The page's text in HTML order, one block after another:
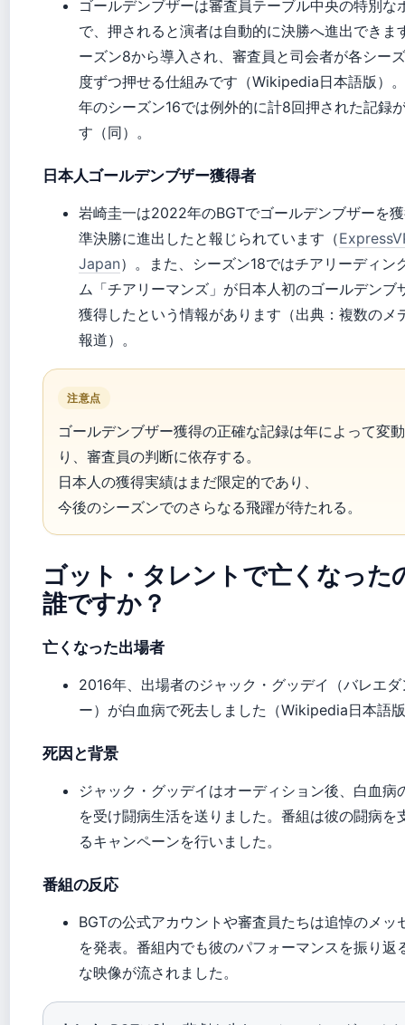
ゴールデンブザーは審査員テーブル中央の特別な
で、押されると演者は自動的に決勝へ進出できま
ーズン8から導入され、審査員と司会者が各シー
度ずつ押せる仕組みです（Wikipedia日本語版）
年のシーズン16では例外的に計8回押された記録
す（同）。
日本人ゴールデンブザー獲得者
岩崎圭一は2022年のBGTでゴールデンブザーを
準決勝に進出したと報じられています（
Japan）。また、シーズン18ではチアリーディン
ム「チアリーマンズ」が日本人初のゴールデンブ
獲得したという情報があります（出典：複数のメ
報道）。
注意点
ゴールデンブザー獲得の正確な記録は年によって変
り、審査員の判断に依存する。
日本人の獲得実績はまだ限定的であり、
今後のシーズンでのさらなる飛躍が待たれる。
ゴット・タレントで亡くなった
誰ですか？
亡くなった出場者
2016年、出場者のジャック・グッデイ（バレエダ
ー）が白血病で死去しました（Wikipedia日本語
死因と背景
ジャック・グッデイはオーディション後、白血病
を受け闘病生活を送りました。番組は彼の闘病を
るキャンペーンを行いました。
番組の反応
BGTの公式アカウントや審査員たちは追悼のメッ
を発表。番組内でも彼のパフォーマンスを振り返
な映像が流されました。